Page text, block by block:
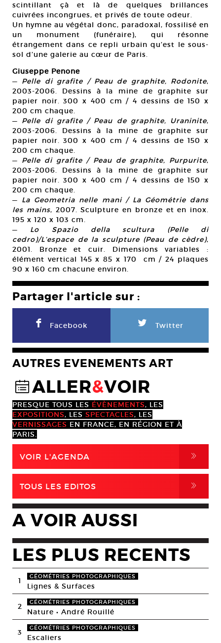
scintillant çà et là de quelques brillances
cuivrées incongrues, et privés de toute odeur.
Un hymne au végétal donc, paradoxal, fossilisé en
un monument (funéraire), qui résonne
étrangement dans ce repli urbain qu’est le sous-
sol d’une galerie au cœur de Paris.
Giuseppe Penone
— Pelle di grafite / Peau de graphite, Rodonite,
2003-2006. Dessins à la mine de graphite sur
papier noir. 300 x 400 cm / 4 dessins de 150 x
200 cm chaque.
— Pelle di grafite / Peau de graphite, Uraninite,
2003-2006. Dessins à la mine de graphite sur
papier noir. 300 x 400 cm / 4 dessins de 150 x
200 cm chaque.
— Pelle di grafite / Peau de graphite, Purpurite,
2003-2006. Dessins à la mine de graphite sur
papier noir. 300 x 400 cm / 4 dessins de 150 x
200 cm chaque.
— La Geometria nelle mani / La Géométrie dans
les mains, 2007. Sculpture en bronze et en inox.
195 x 120 x 103 cm.
— Lo Spazio della scultura (Pelle di
cedro)/L’espace de la sculpture (Peau de cèdre),
2001. Bronze et cuir. Dimensions variables :
élément vertical 145 x 85 x 170 cm / 24 plaques
90 x 160 cm chacune environ.
Partager l'article sur :
F Facebook L Twitter
AUTRES EVENEMENTS ART
@ALLER&VOIR
PRESQUE TOUS LES ÉVÈNEMENTS, LES
EXPOSITIONS, LES SPECTACLES, LES
VERNISSAGES EN FRANCE, EN RÉGION ET À
PARIS.
VOIR L'AGENDA ,
TOUS LES EDITOS ,
A VOIR AUSSI
LES PLUS RECENTS
1 GÉOMÉTRIES PHOTOGRAPHIQUES
Lignes & Surfaces
2 GÉOMÉTRIES PHOTOGRAPHIQUES
Nature • André Rouillé
3 GÉOMÉTRIES PHOTOGRAPHIQUES
Escaliers